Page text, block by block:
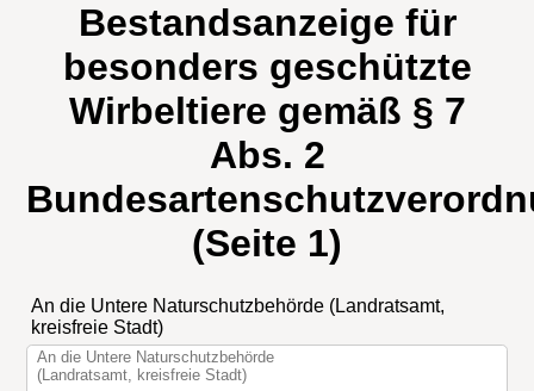
Bestandsanzeige für
besonders geschützte
Wirbeltiere gemäß § 7
Abs. 2
(Seite 1)
An die Untere Naturschutzbehörde (Landratsamt,
kreisfreie Stadt)